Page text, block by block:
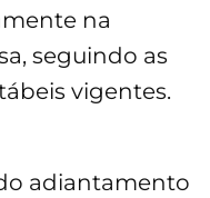
na
seguindo as
vigentes.
adiantamento